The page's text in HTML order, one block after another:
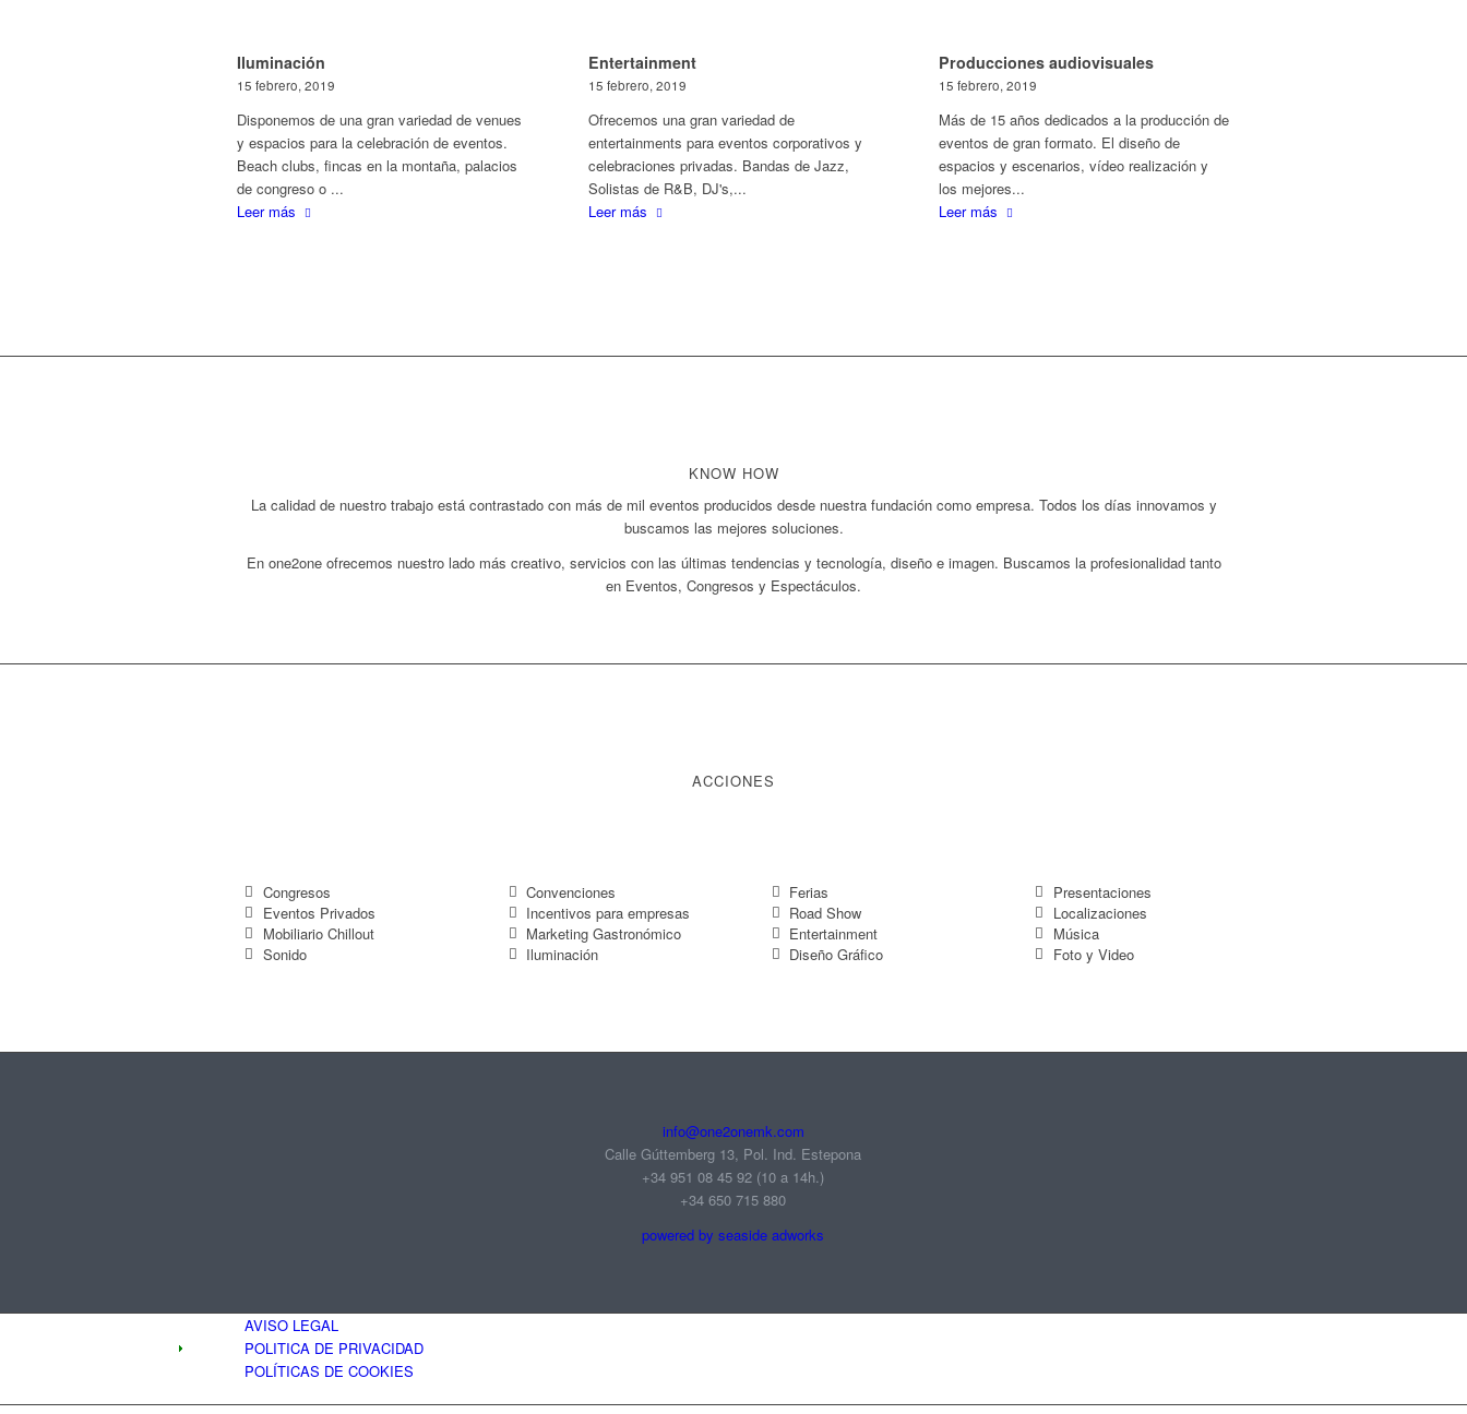
Iluminación
15 febrero, 2019
Disponemos de una gran variedad de venues
y espacios para la celebración de eventos.
Beach clubs, fincas en la montaña, palacios
de congreso o ...
Leer más
Entertainment
15 febrero, 2019
Ofrecemos una gran variedad de
entertainments para eventos corporativos y
celebraciones privadas. Bandas de Jazz,
Solistas de R&B, DJ's,...
Leer más
Producciones audiovisuales
15 febrero, 2019
Más de 15 años dedicados a la producción de
eventos de gran formato. El diseño de
espacios y escenarios, vídeo realización y
los mejores...
Leer más
KNOW HOW
La calidad de nuestro trabajo está contrastado con más de mil eventos producidos desde nuestra fundación como empresa. Todos los días innovamos y
buscamos las mejores soluciones.
En one2one ofrecemos nuestro lado más creativo, servicios con las últimas tendencias y tecnología, diseño e imagen. Buscamos la profesionalidad tanto
en Eventos, Congresos y Espectáculos.
ACCIONES
Congresos
Eventos Privados
Mobiliario Chillout
Sonido
Convenciones
Incentivos para empresas
Marketing Gastronómico
Iluminación
Ferias
Road Show
Entertainment
Diseño Gráfico
Presentaciones
Localizaciones
Música
Foto y Video
info@one2onemk.com
Calle Gúttemberg 13, Pol. Ind. Estepona
+34 951 08 45 92‬ (10 a 14h.)
+34 650 715 880
powered by seaside adworks
AVISO LEGAL
POLITICA DE PRIVACIDAD
POLÍTICAS DE COOKIES